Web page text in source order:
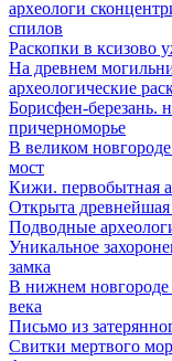
археологи
спилов
Раскопки в ксизово
На древнем
археологические
Борисфен-березань.
причерноморье
В великом
мост
Кижи. первобытная
Открыта
Подводные
Уникальное
замка
В нижнем новгороде
века
Письмо из
Свитки мертвого